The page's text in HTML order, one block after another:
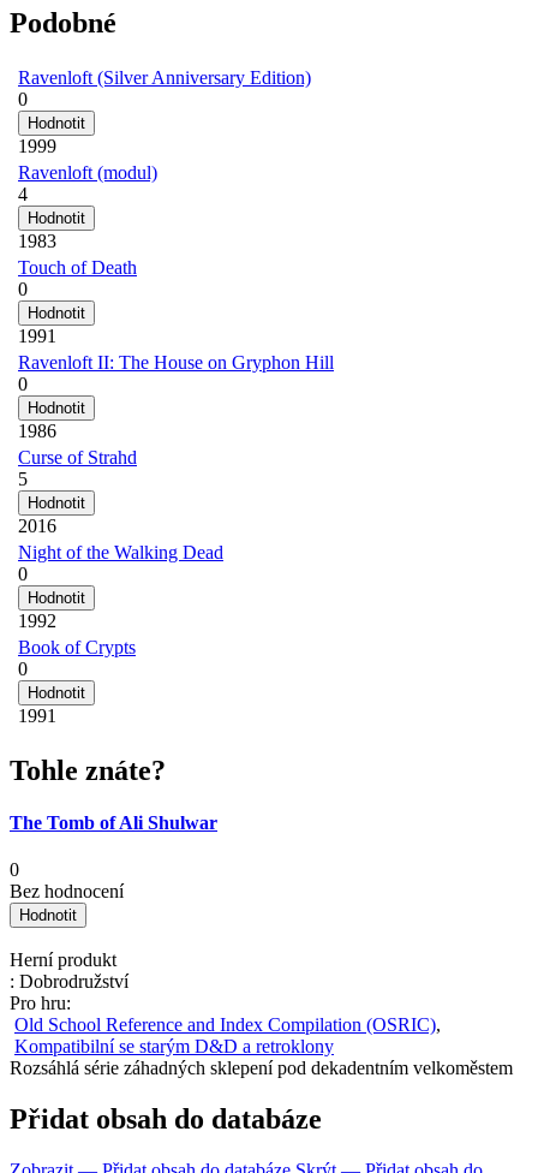
Podobné
Ravenloft (Silver Anniversary Edition)
0
1999
Ravenloft (modul)
4
1983
Touch of Death
0
1991
Ravenloft II: The House on Gryphon Hill
0
1986
Curse of Strahd
5
2016
Night of the Walking Dead
0
1992
Book of Crypts
0
1991
Tohle znáte?
The Tomb of Ali Shulwar
0
Bez hodnocení
Herní produkt
: Dobrodružství
Pro hru:
Old School Reference and Index Compilation (OSRIC),
Kompatibilní se starým D&D a retroklony
Rozsáhlá série záhadných sklepení pod dekadentním velkoměstem
Přidat obsah do databáze